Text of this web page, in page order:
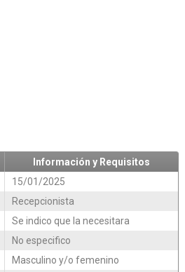
Información y Requisitos
15/01/2025
Recepcionista
Se indico que la necesitara
No especifico
Masculino y/o femenino